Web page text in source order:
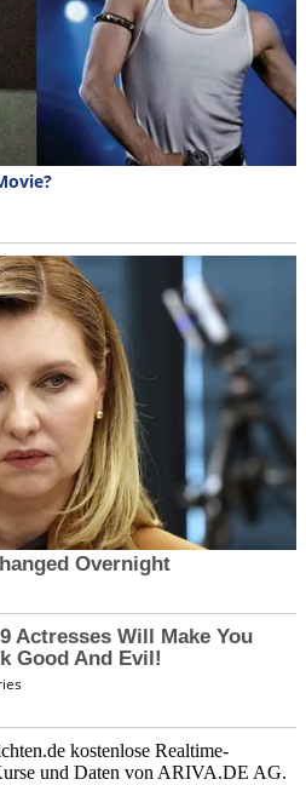
kostenlose Realtime-
und Daten von ARIVA.DE AG.